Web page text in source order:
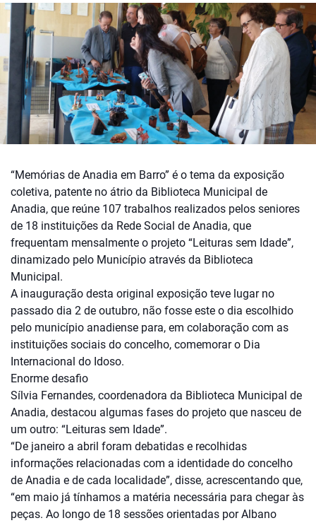
“Memórias de Anadia em Barro” é o tema da exposição
coletiva, patente no átrio da Biblioteca Municipal de
Anadia, que reúne 107 trabalhos realizados pelos seniores
de 18 instituições da Rede Social de Anadia, que
frequentam mensalmente o projeto “Leituras sem Idade”,
dinamizado pelo Município através da Biblioteca
Municipal.
A inauguração desta original exposição teve lugar no
passado dia 2 de outubro, não fosse este o dia escolhido
pelo município anadiense para, em colaboração com as
instituições sociais do concelho, comemorar o Dia
Internacional do Idoso.
Enorme desafio
Sílvia Fernandes, coordenadora da Biblioteca Municipal de
Anadia, destacou algumas fases do projeto que nasceu de
um outro: “Leituras sem Idade”.
“De janeiro a abril foram debatidas e recolhidas
informações relacionadas com a identidade do concelho
de Anadia e de cada localidade”, disse, acrescentando que,
“em maio já tínhamos a matéria necessária para chegar às
peças. Ao longo de 18 sessões orientadas por Albano